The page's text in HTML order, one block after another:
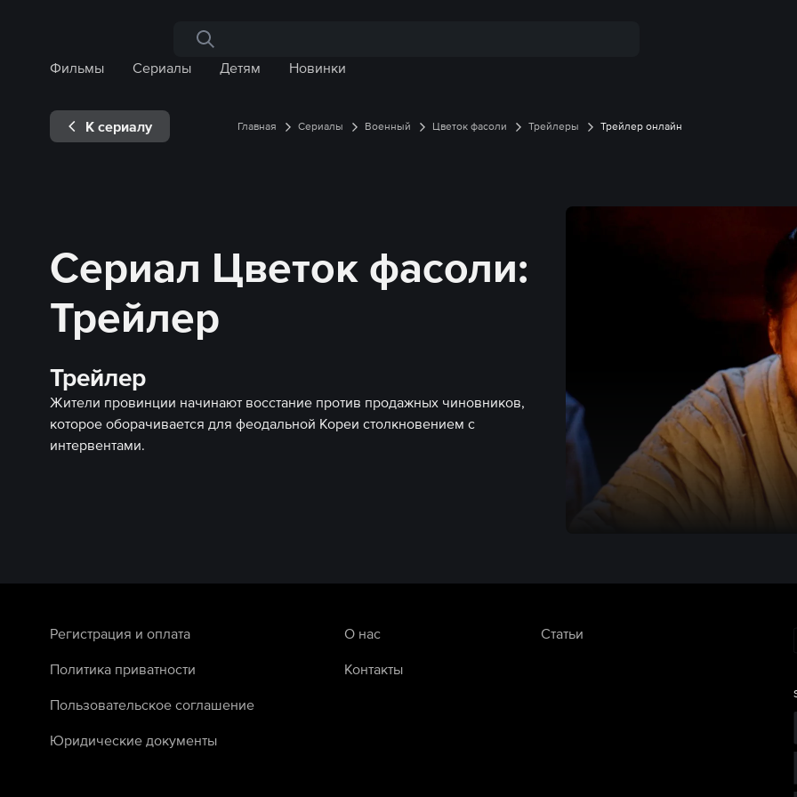
Поиск по сайту
Фильмы
Сериалы Детям Новинки
К сериалу Главная Сериалы Военный Цветок фасоли Трейлеры Трейлер онлайн
Сериал Цветок фасоли:
Трейлер
Трейлер
Жители провинции начинают восстание против продажных чиновников,
которое оборачивается для феодальной Кореи столкновением с
интервентами.
Регистрация и оплата
Политика приватности
Пользовательское соглашение
Юридические документы
О нас
Контакты
Статьи